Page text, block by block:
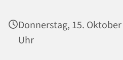
Donnerstag, 15.
Uhr